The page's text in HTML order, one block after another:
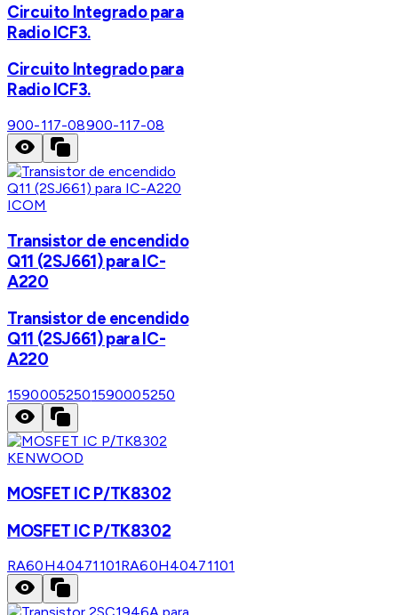
Circuito Integrado para
Radio ICF3.
Circuito Integrado para
Radio ICF3.
900-117-08900-117-08
ICOM
Transistor de encendido
Q11 (2SJ661) para IC-
A220
Transistor de encendido
Q11 (2SJ661) para IC-
A220
15900052501590005250
KENWOOD
MOSFET IC P/TK8302
MOSFET IC P/TK8302
RA60H40471101RA60H40471101